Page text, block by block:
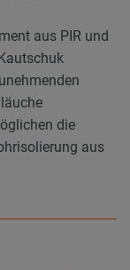
aus PIR und
die
aus